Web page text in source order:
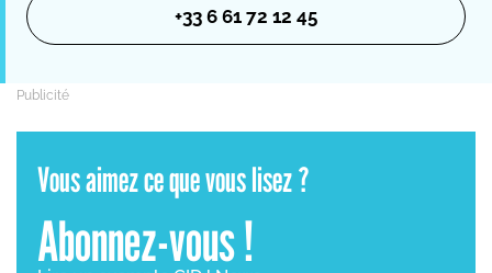
+33 6 61 72 12 45
Vous aimez ce que vous lisez ?
Abonnez-vous !